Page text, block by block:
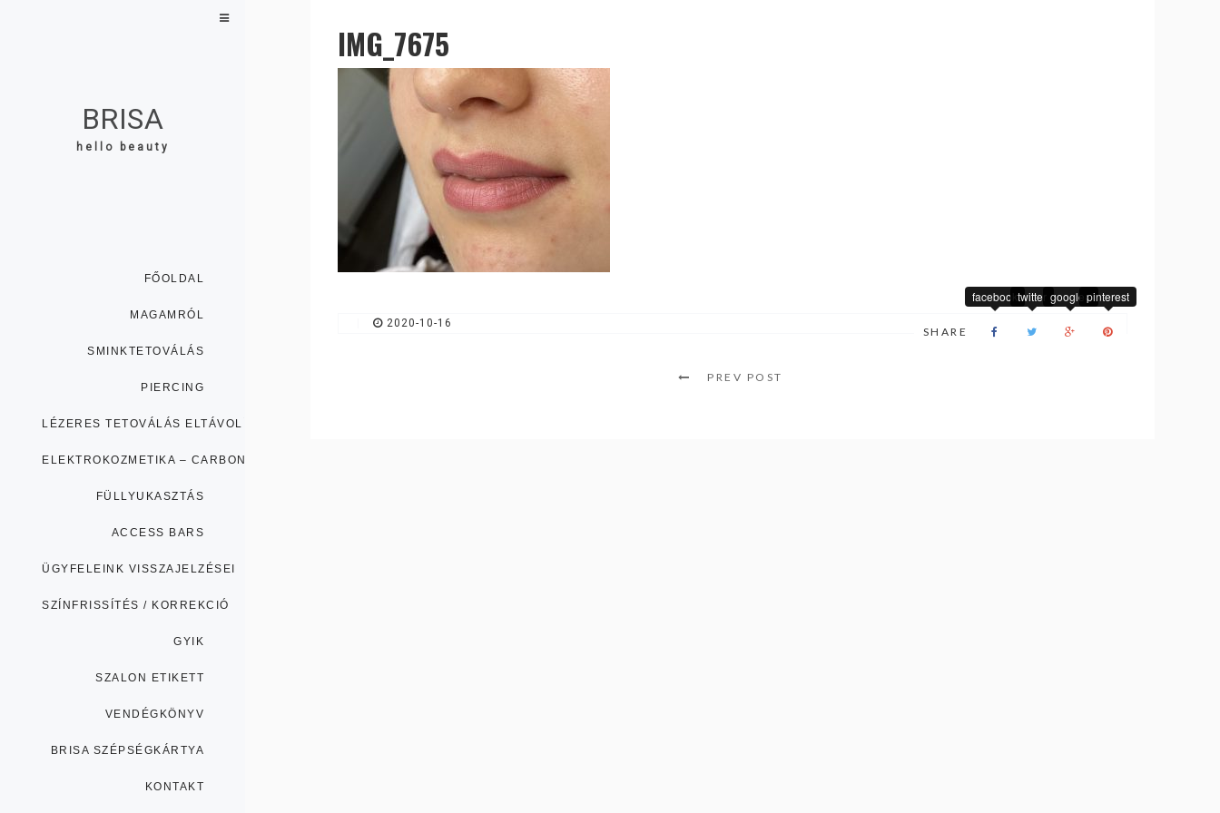
BRISA
hello beauty
FŐOLDAL
MAGAMRÓL
SMINKTETOVÁLÁS
PIERCING
LÉZERES TETOVÁLÁS ELTÁVOLÍTÁS
ELEKTROKOZMETIKA – CARBON PEELING
FÜLLYUKASZTÁS
ACCESS BARS
ÜGYFELEINK VISSZAJELZÉSEI
SZÍNFRISSÍTÉS / KORREKCIÓ
GYIK
SZALON ETIKETT
VENDÉGKÖNYV
BRISA SZÉPSÉGKÁRTYA
KONTAKT
IMG_7675
2020-10-16
SHARE
facebook twitter google+pinterest
PREV POST